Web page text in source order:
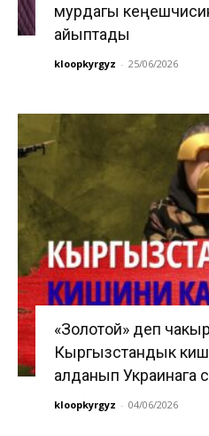
мурдагы
айыптады
kloopkyrgyz - 25/06/2026
«Золотой» деп
Кыргызстандык
алданып Украинага
kloopkyrgyz - 04/06/2026